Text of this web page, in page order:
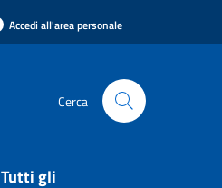
Accedi all'area personale
Cerca
Tutti gli